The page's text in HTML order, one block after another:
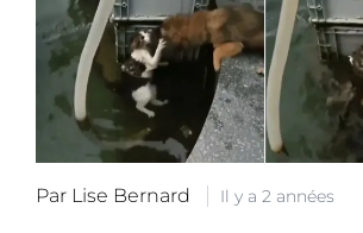
Par Lise Bernard Il y a 2 années